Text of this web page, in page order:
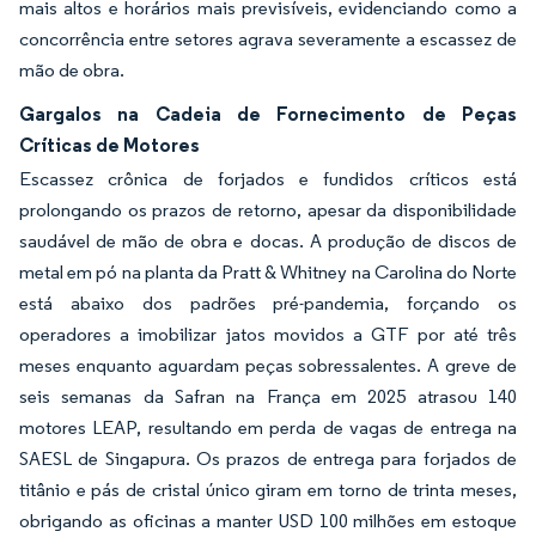
mais altos e horários mais previsíveis, evidenciando como a
concorrência entre setores agrava severamente a escassez de
mão de obra.
Gargalos na Cadeia de Fornecimento de Peças
Críticas de Motores
Escassez crônica de forjados e fundidos críticos está
prolongando os prazos de retorno, apesar da disponibilidade
saudável de mão de obra e docas. A produção de discos de
metal em pó na planta da Pratt & Whitney na Carolina do Norte
está abaixo dos padrões pré-pandemia, forçando os
operadores a imobilizar jatos movidos a GTF por até três
meses enquanto aguardam peças sobressalentes. A greve de
seis semanas da Safran na França em 2025 atrasou 140
motores LEAP, resultando em perda de vagas de entrega na
SAESL de Singapura. Os prazos de entrega para forjados de
titânio e pás de cristal único giram em torno de trinta meses,
obrigando as oficinas a manter USD 100 milhões em estoque